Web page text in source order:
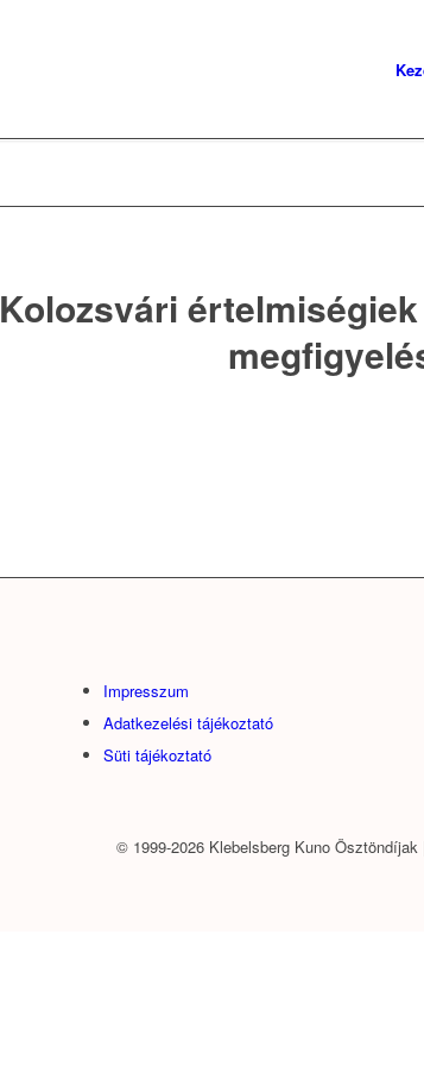
Kolozsvári
Impresszum
Adatkezelési tájékoztató
Süti tájékoztató
© 1999-2026 Klebelsberg Kuno